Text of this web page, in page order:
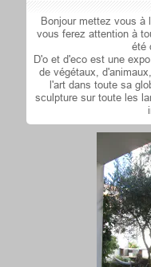
Bonjour mettez vous à
vous ferez attention à
été
D'o et d'eco est une
de végétaux,
l'art dans toute sa
sculpture sur toute les